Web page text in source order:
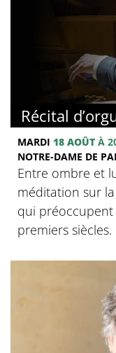
Récital
MARDI 18 AOÛT À
NOTRE-DAME DE
Entre ombre et
méditation sur
qui préoccupent
premiers siècles.